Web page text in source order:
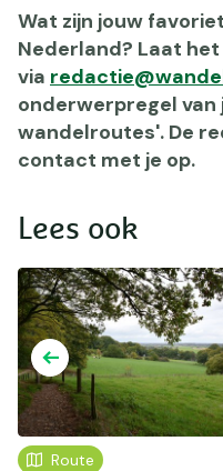
Wat zijn jouw
Nederland? Laat
via
onderwerpregel van
wandelroutes'. De
contact met je op.
Lees ook
Route